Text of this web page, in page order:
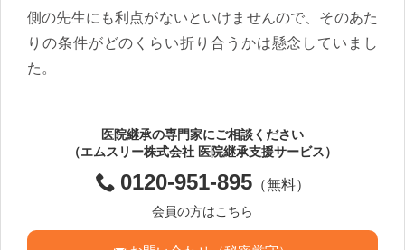
側の先生にも利点がないといけませんので、そのあた
りの条件がどのくらい折り合うかは懸念していまし
た。
医院継承の専門家にご相談ください
（エムスリー株式会社 医院継承支援サービス）
0120-951-895（無料）
会員の方はこちら